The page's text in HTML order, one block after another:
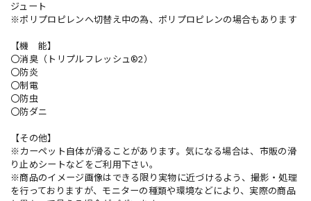
ジュート
※ポリプロピレンへ切替え中の為、ポリプロピレンの場合もあります
【機 能】
〇消臭（トリプルフレッシュ®2）
〇防炎
〇制電
〇防虫
〇防ダニ
【その他】
※カーペット自体が滑ることがあります。気になる場合は、市販の滑
り止めシートなどをご利用下さい。
※商品のイメージ画像はできる限り実物に近づけるよう、撮影・処理
を行っておりますが、モニターの種類や環境などにより、実際の商品